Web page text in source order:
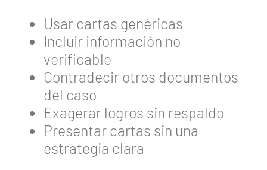
Usar cartas genéricas
Incluir información no
verificable
Contradecir otros documentos
del caso
Exagerar logros sin respaldo
Presentar cartas sin una
estrategia clara